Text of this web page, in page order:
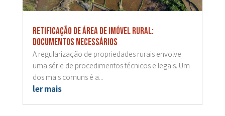
Retificação de área de imóvel rural:
documentos necessários
A regularização de propriedades rurais envolve
uma série de procedimentos técnicos e legais. Um
dos mais comuns é a...
ler mais